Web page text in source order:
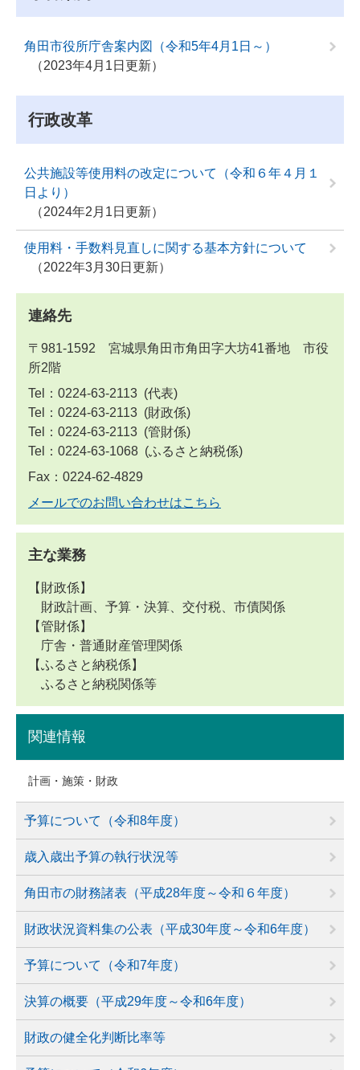
角田市役所庁舎案内図（令和5年4月1日～）
2023年4月1日更新
行政改革
公共施設等使用料の改定について（令和６年４月１
日より）
2024年2月1日更新
使用料・手数料見直しに関する基本方針について
2022年3月30日更新
連絡先
〒981-1592 宮城県角田市角田字大坊41番地 市役
所2階
Tel：0224-63-2113
代表
Tel：0224-63-2113
財政係
Tel：0224-63-2113
管財係
Tel：0224-63-1068
ふるさと納税係
Fax：0224-62-4829
メールでのお問い合わせはこちら
主な業務
【財政係】
財政計画、予算・決算、交付税、市債関係
【管財係】
庁舎・普通財産管理関係
【ふるさと納税係】
ふるさと納税関係等
関連情報
計画・施策・財政
予算について（令和8年度）
歳入歳出予算の執行状況等
角田市の財務諸表（平成28年度～令和６年度）
財政状況資料集の公表（平成30年度～令和6年度）
予算について（令和7年度）
決算の概要（平成29年度～令和6年度）
財政の健全化判断比率等